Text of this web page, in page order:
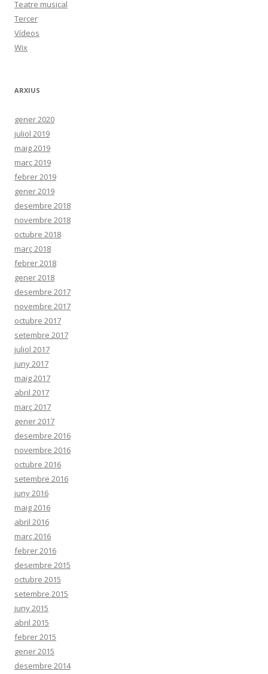
Teatre musical
Tercer
Vídeos
Wix
ARXIUS
gener 2020
juliol 2019
maig 2019
març 2019
febrer 2019
gener 2019
desembre 2018
novembre 2018
octubre 2018
març 2018
febrer 2018
gener 2018
desembre 2017
novembre 2017
octubre 2017
setembre 2017
juliol 2017
juny 2017
maig 2017
abril 2017
març 2017
gener 2017
desembre 2016
novembre 2016
octubre 2016
setembre 2016
juny 2016
maig 2016
abril 2016
març 2016
febrer 2016
desembre 2015
octubre 2015
setembre 2015
juny 2015
abril 2015
febrer 2015
gener 2015
desembre 2014